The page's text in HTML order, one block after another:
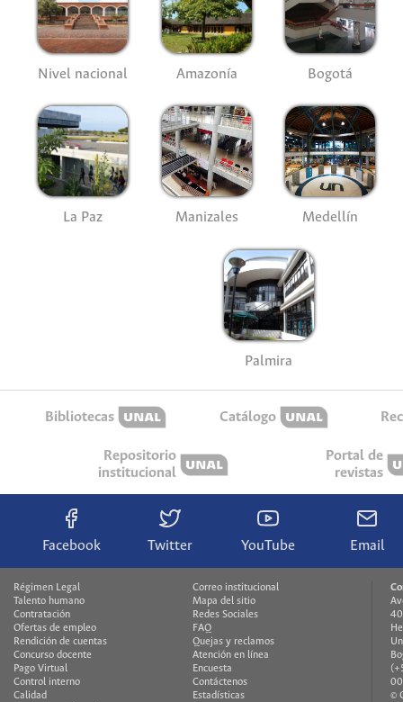
Nivel nacional Amazonía Bogotá
La Paz Manizales Medellín
Palmira
Bibliotecas Catálogo
Repositorio
institucional
Portal de
revistas
Facebook Twitter YouTube Email
Régimen Legal
Talento humano
Contratación
Ofertas de empleo
Rendición de cuentas
Concurso docente
Pago Virtual
Control interno
Calidad
Correo institucional
Mapa del sitio
Redes Sociales
FAQ
Quejas y reclamos
Atención en línea
Encuesta
Contáctenos
Estadísticas
©